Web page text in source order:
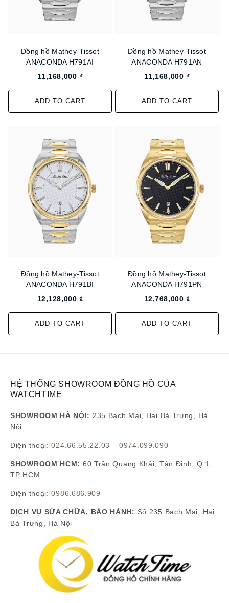
Đồng hồ Mathey-Tissot
ANACONDA H791AI
11,168,000 ₫
ADD TO CART
Đồng hồ Mathey-Tissot
ANACONDA H791AN
11,168,000 ₫
ADD TO CART
Đồng hồ Mathey-Tissot
ANACONDA H791BI
12,128,000 ₫
ADD TO CART
Đồng hồ Mathey-Tissot
ANACONDA H791PN
12,768,000 ₫
ADD TO CART
HỆ THỐNG SHOWROOM ĐỒNG HỒ CỦA
WATCHTIME
SHOWROOM HÀ NỘI: 235 Bạch Mai, Hai Bà Trưng, Hà
Nội
Điện thoại:024.66.55.22.03 –0974.099.090
SHOWROOM HCM: 60 Trần Quang Khải, Tân Định, Q.1,
TP HCM
Điện thoại:0986.686.909
DỊCH VỤ SỬA CHỮA, BẢO HÀNH: Số 235 Bạch Mai, Hai
Bà Trưng, Hà Nội